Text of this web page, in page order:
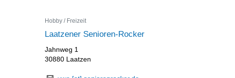
Hobby / Freizeit
Laatzener Senioren-Rocker
Jahnweg 1
30880 Laatzen